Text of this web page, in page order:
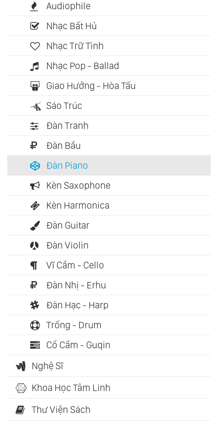
Audiophile
Nhạc Bất Hủ
Nhạc Trữ Tình
Nhạc Pop - Ballad
Giao Hưởng - Hòa Tấu
Sáo Trúc
Đàn Tranh
Đàn Bầu
Đàn Piano
Kèn Saxophone
Kèn Harmonica
Đàn Guitar
Đàn Violin
Vĩ Cầm - Cello
Đàn Nhị - Erhu
Đàn Hạc - Harp
Trống - Drum
Cổ Cầm - Guqin
Nghệ Sĩ
Khoa Học Tâm Linh
Thư Viện Sách